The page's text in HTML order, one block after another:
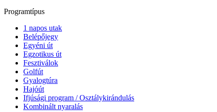
Programtípus
1 napos utak
Belépőjegy
Egyéni út
Egzotikus út
Fesztiválok
Golfút
Gyalogtúra
Hajóút
Ifjúsági program / Osztálykirándulás
Kombinált nyaralás